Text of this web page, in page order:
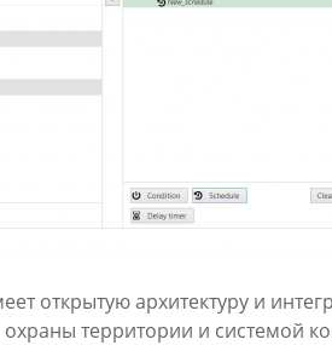
открытую архитектуру и
территории и системой